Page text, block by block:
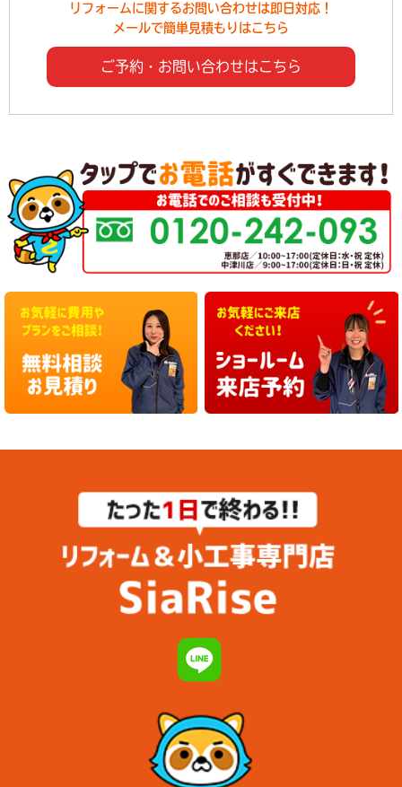
リフォームに関するお問い合わせは即日対応！
メールで簡単見積もりはこちら
ご予約・お問い合わせはこちら